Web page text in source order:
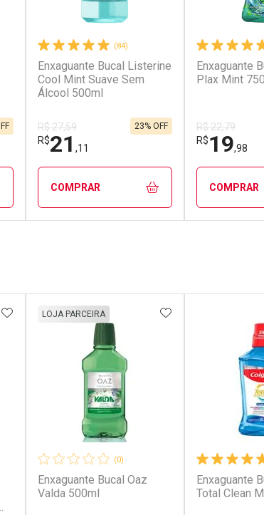
(84)
Enxaguante Bucal Listerine
Cool Mint Suave Sem
Álcool 500ml
R$ 27,59
R$21 ,11
23% OFF
COMPRAR
Ativar Desconto
Enxaguante
Plax Mint
R$ 22,79
R$19,98
COMPRAR
Ativar
ADICIONAR AOS FAVORITOS
(0)
Enxaguante Bucal Oaz
Valda 500ml
LOJA PARCEIRA ADICIONAR AOS
Enxaguante
Total Clean